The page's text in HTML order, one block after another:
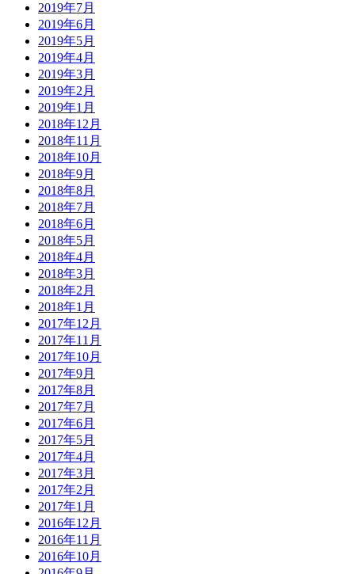
2019年7月
2019年6月
2019年5月
2019年4月
2019年3月
2019年2月
2019年1月
2018年12月
2018年11月
2018年10月
2018年9月
2018年8月
2018年7月
2018年6月
2018年5月
2018年4月
2018年3月
2018年2月
2018年1月
2017年12月
2017年11月
2017年10月
2017年9月
2017年8月
2017年7月
2017年6月
2017年5月
2017年4月
2017年3月
2017年2月
2017年1月
2016年12月
2016年11月
2016年10月